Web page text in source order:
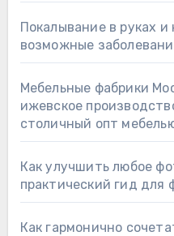
Покалывание в руках и
возможные
Мебельные фабрики
ижевское
столичный опт
Как улучшить любое
практический гид для
Как гармонично